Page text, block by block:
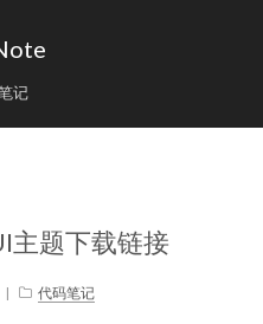
记
主题下载链接
| 代码笔记